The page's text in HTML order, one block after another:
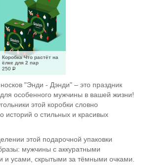
Коробка Что растёт на
ёлке для 2 пар
250 Р
"Энди - Дэнди" – это праздник
особенного мужчины в вашей жизни!
этой коробки словно
историй о стильных и красивых
этой подарочной упаковки
мужчины с аккуратными
и усами, скрытыми за тёмными очками.